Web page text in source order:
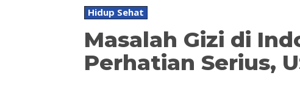
Hidup Sehat
Masalah Gizi di
Perhatian Serius,